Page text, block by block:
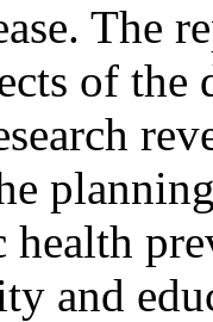
The
of the
health
and